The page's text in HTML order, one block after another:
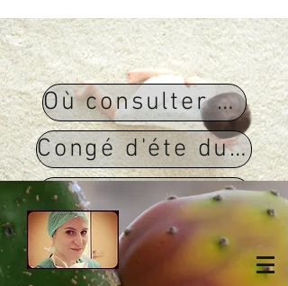
Où consulter les week-ends
Congé d'éte du 20/07 au 14/08
NOUVEAU! Agenda en ligne ici